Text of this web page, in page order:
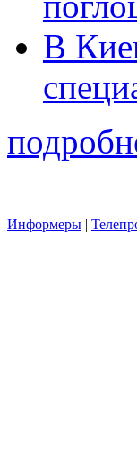
В
Информеры |